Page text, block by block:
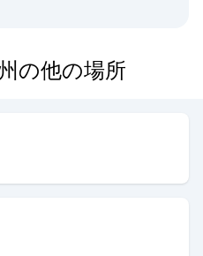
の他の場所